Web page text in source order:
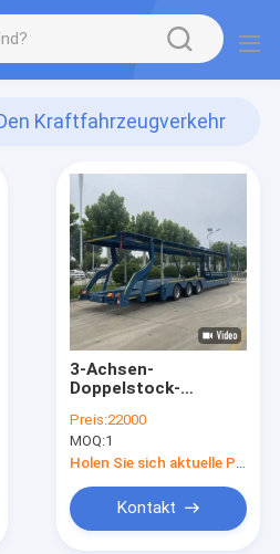
Kraftfahrzeugverkehr
3-Achsen-
Doppelstock-
SUV/ORV/CUV/MPV
Sattelauflieger
Preis:22000
MOQ:1
Kontakt